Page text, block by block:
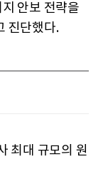
안보 전략을
진단했다.
최대 규모의 원